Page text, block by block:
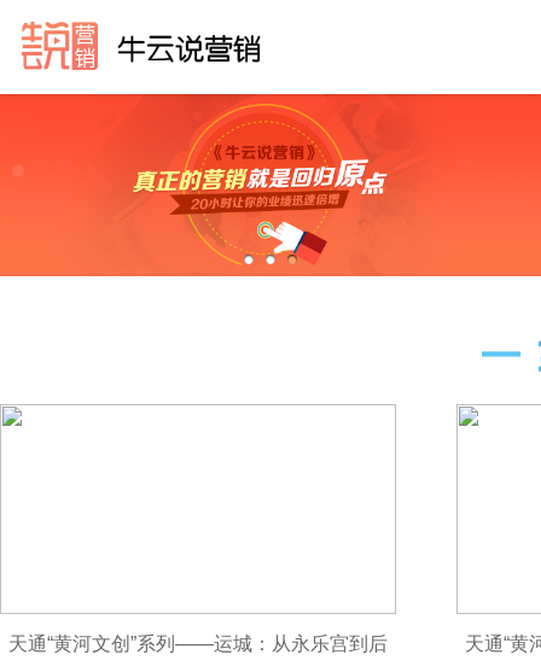
天通“黄河文创”系列——运城：从永乐宫到后 天通“黄